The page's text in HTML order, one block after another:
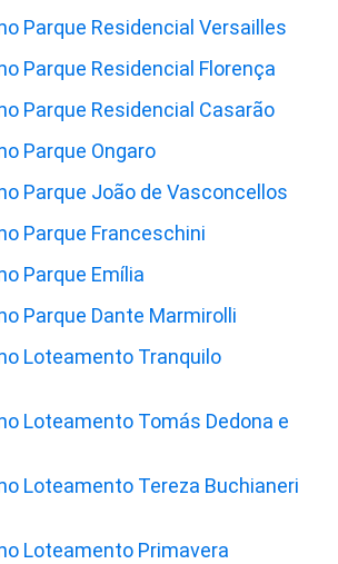
Parque Residencial Versailles
Parque Residencial Florença
Parque Residencial Casarão
Parque Ongaro
Parque João de Vasconcellos
Parque Franceschini
Parque Emília
Parque Dante Marmirolli
Loteamento Tranquilo
Loteamento Tomás Dedona e
Loteamento Tereza Buchianeri
Loteamento Primavera